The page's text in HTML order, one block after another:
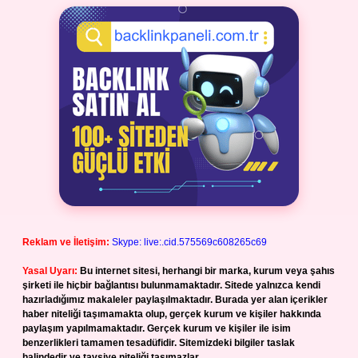
Reklam ve İletişim: Skype: live:.cid.575569c608265c69
Yasal Uyarı: Bu internet sitesi, herhangi bir marka, kurum veya şahıs
şirketi ile hiçbir bağlantısı bulunmamaktadır. Sitede yalnızca kendi
hazırladığımız makaleler paylaşılmaktadır. Burada yer alan içerikler
haber niteliği taşımamakta olup, gerçek kurum ve kişiler hakkında
paylaşım yapılmamaktadır. Gerçek kurum ve kişiler ile isim
benzerlikleri tamamen tesadüfidir. Sitemizdeki bilgiler taslak